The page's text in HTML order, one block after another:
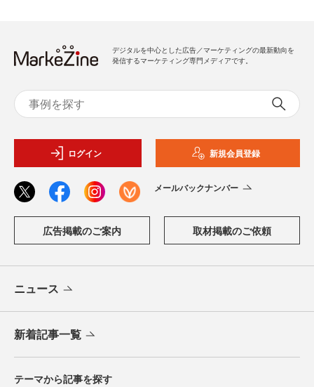
デジタルを中心とした広告／マーケティングの最新動向を
発信するマーケティング専門メディアです。
ログイン 新規会員登録
メールバックナンバー
広告掲載のご案内 取材掲載のご依頼
ニュース
新着記事一覧
テーマから記事を探す